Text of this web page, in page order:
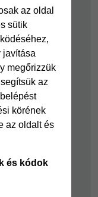
az oldal
sütik
javítása
megőrizzük
az
körének
az oldalt és
és kódok